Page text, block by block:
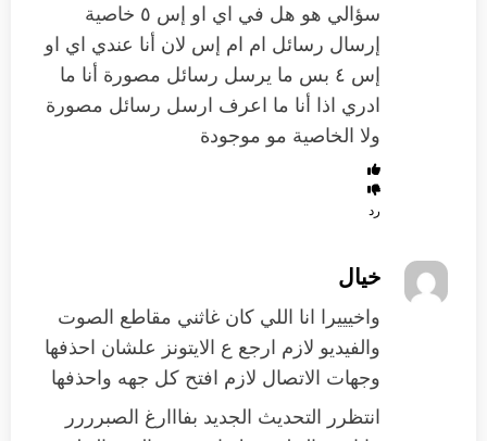
سؤالي هو هل في اي او إس ٥ خاصية
إرسال رسائل ام ام إس لان أنا عندي اي او
إس ٤ بس ما يرسل رسائل مصورة أنا ما
ادري اذا أنا ما اعرف ارسل رسائل مصورة
ولا الخاصية مو موجودة
رد
خيال
واخيييرا انا اللي كان غاثني مقاطع الصوت
والفيديو لازم ارجع ع الايتونز علشان احذفها
وجهات الاتصال لازم افتح كل جهه واحذفها
انتظرر التحديث الجديد بفااارغ الصبرررر